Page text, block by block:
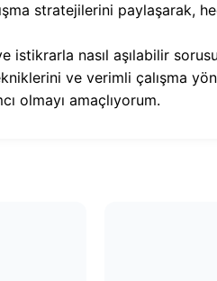
stratejilerini paylaşarak,
istikrarla nasıl aşılabilir
ve verimli çalışma
olmayı amaçlıyorum.